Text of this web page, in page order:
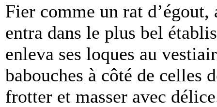
Fier comme un rat
entra dans le plus bel
enleva ses loques au
babouches à côté de celles
frotter et masser avec